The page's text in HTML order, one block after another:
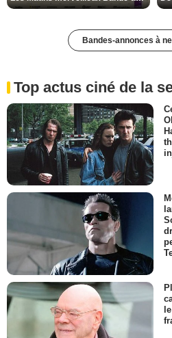
Bandes-annonces à
Top actus ciné de la